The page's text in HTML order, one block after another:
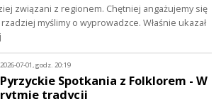
związani z regionem. Chętniej angażujemy się
myślimy o wyprowadzce. Właśnie ukazał
2026-07-01, godz. 20:19
Pyrzyckie Spotkania z Folklorem - W
rytmie tradycji